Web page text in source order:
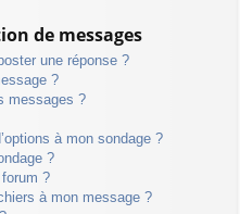
de messages
une réponse ?
?
messages ?
à mon sondage ?
?
?
à mon message ?